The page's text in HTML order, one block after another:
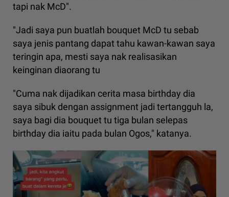
tapi nak McD".
"Jadi saya pun buatlah bouquet McD tu sebab
saya jenis pantang dapat tahu kawan-kawan saya
teringin apa, mesti saya nak realisasikan
keinginan diaorang tu
"Cuma nak dijadikan cerita masa birthday dia
saya sibuk dengan assignment jadi tertangguh la,
saya bagi dia bouquet tu tiga bulan selepas
birthday dia iaitu pada bulan Ogos," katanya.